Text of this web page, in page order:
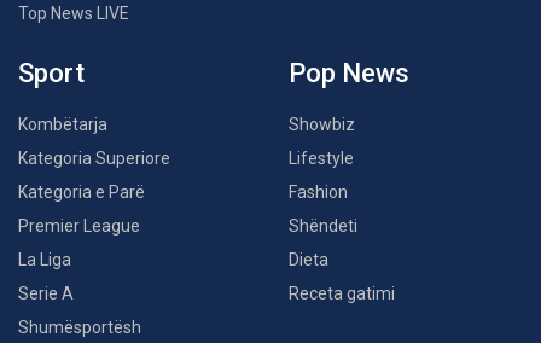
Top News LIVE
Sport
Kombëtarja
Kategoria Superiore
Kategoria e Parë
Premier League
La Liga
Serie A
Shumësportësh
Pop News
Showbiz
Lifestyle
Fashion
Shëndeti
Dieta
Receta gatimi